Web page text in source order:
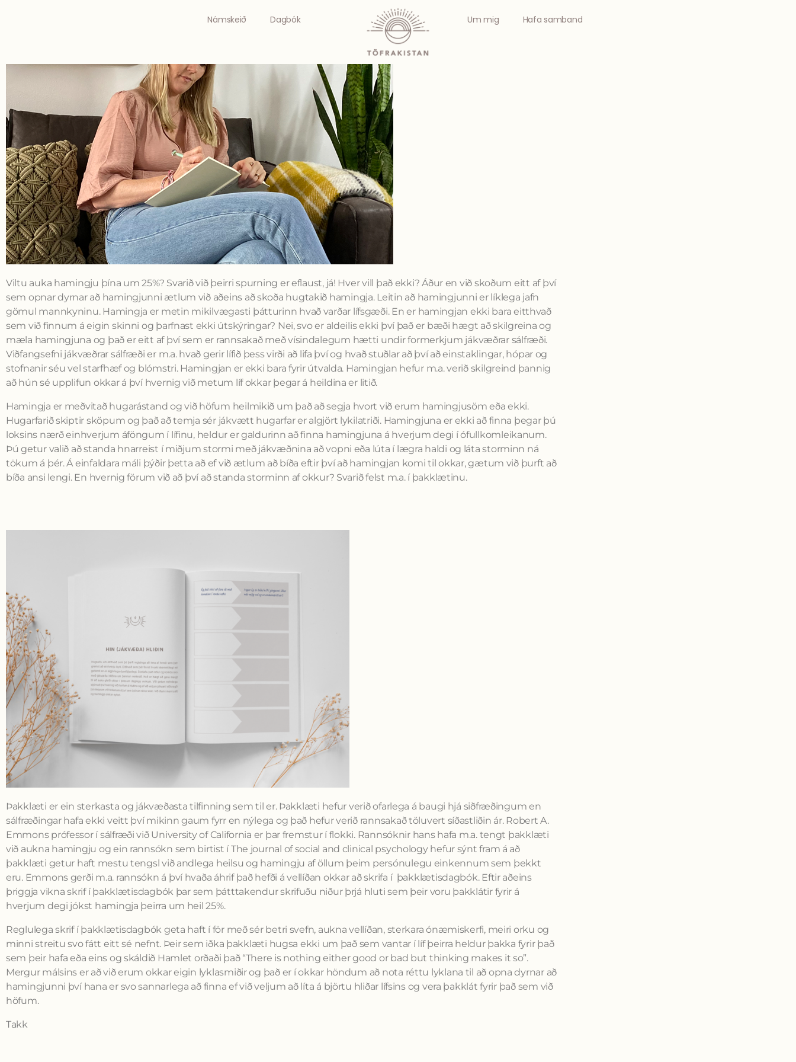
Námskeið Dagbók Um mig Hafa samband
Viltu auka hamingju þína um 25%? Svarið við þeirri spurning er eflaust, já! Hver vill það ekki? Áður en við skoðum eitt af því
sem opnar dyrnar að hamingjunni ætlum við aðeins að skoða hugtakið hamingja. Leitin að hamingjunni er líklega jafn
gömul mannkyninu. Hamingja er metin mikilvægasti þátturinn hvað varðar lífsgæði. En er hamingjan ekki bara eitthvað
sem við finnum á eigin skinni og þarfnast ekki útskýringar? Nei, svo er aldeilis ekki því það er bæði hægt að skilgreina og
mæla hamingjuna og það er eitt af því sem er rannsakað með vísindalegum hætti undir formerkjum jákvæðrar sálfræði.
Viðfangsefni jákvæðrar sálfræði er m.a. hvað gerir lífið þess virði að lifa því og hvað stuðlar að því að einstaklingar, hópar og
stofnanir séu vel starfhæf og blómstri. Hamingjan er ekki bara fyrir útvalda. Hamingjan hefur m.a. verið skilgreind þannig
að hún sé upplifun okkar á því hvernig við metum líf okkar þegar á heildina er litið.
Hamingja er meðvitað hugarástand og við höfum heilmikið um það að segja hvort við erum hamingjusöm eða ekki.
Hugarfarið skiptir sköpum og það að temja sér jákvætt hugarfar er algjört lykilatriði. Hamingjuna er ekki að finna þegar þú
loksins nærð einhverjum áföngum í lífinu, heldur er galdurinn að finna hamingjuna á hverjum degi í ófullkomleikanum.
Þú getur valið að standa hnarreist í miðjum stormi með jákvæðnina að vopni eða lúta í lægra haldi og láta storminn ná
tökum á þér. Á einfaldara máli þýðir þetta að ef við ætlum að bíða eftir því að hamingjan komi til okkar, gætum við þurft að
bíða ansi lengi. En hvernig förum við að því að standa storminn af okkur? Svarið felst m.a. í þakklætinu.
Þakklæti er ein sterkasta og jákvæðasta tilfinning sem til er. Þakklæti hefur verið ofarlega á baugi hjá siðfræðingum en
sálfræðingar hafa ekki veitt því mikinn gaum fyrr en nýlega og það hefur verið rannsakað töluvert síðastliðin ár. Robert A.
Emmons prófessor í sálfræði við University of California er þar fremstur í flokki. Rannsóknir hans hafa m.a. tengt þakklæti
við aukna hamingju og ein rannsókn sem birtist í The journal of social and clinical psychology hefur sýnt fram á að
þakklæti getur haft mestu tengsl við andlega heilsu og hamingju af öllum þeim persónulegu einkennum sem þekkt
eru. Emmons gerði m.a. rannsókn á því hvaða áhrif það hefði á vellíðan okkar að skrifa í þakklætisdagbók. Eftir aðeins
þriggja vikna skrif í þakklætisdagbók þar sem þátttakendur skrifuðu niður þrjá hluti sem þeir voru þakklátir fyrir á
hverjum degi jókst hamingja þeirra um heil 25%.
Reglulega skrif í þakklætisdagbók geta haft í för með sér betri svefn, aukna vellíðan, sterkara ónæmiskerfi, meiri orku og
minni streitu svo fátt eitt sé nefnt. Þeir sem iðka þakklæti hugsa ekki um það sem vantar í líf þeirra heldur þakka fyrir það
sem þeir hafa eða eins og skáldið Hamlet orðaði það “There is nothing either good or bad but thinking makes it so”.
Mergur málsins er að við erum okkar eigin lyklasmiðir og það er í okkar höndum að nota réttu lyklana til að opna dyrnar að
hamingjunni því hana er svo sannarlega að finna ef við veljum að líta á björtu hliðar lífsins og vera þakklát fyrir það sem við
höfum.
Takk